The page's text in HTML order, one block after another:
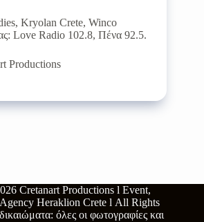
Kryolan Crete, Winco
Love Radio 102.8, Πένα 92.5.
Productions
Cretanart Productions l Event,
Heraklion Crete l All Rights
όλες οι φωτογραφίες και